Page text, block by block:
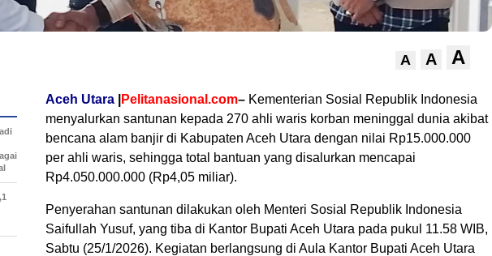
A A A
Aceh Utara Pelitanasional.com– Kementerian Sosial Republik Indonesia
menyalurkan santunan kepada 270 ahli waris korban meninggal dunia akibat
bencana alam banjir di Kabupaten Aceh Utara dengan nilai Rp15.000.000
per ahli waris, sehingga total bantuan yang disalurkan mencapai
Rp4.050.000.000 (Rp4,05 miliar).
Penyerahan santunan dilakukan oleh Menteri Sosial Republik Indonesia
Saifullah Yusuf, yang tiba di Kantor Bupati Aceh Utara pada pukul 11.58 WIB,
Sabtu (25/1/2026). Kegiatan berlangsung di Aula Kantor Bupati Aceh Utara